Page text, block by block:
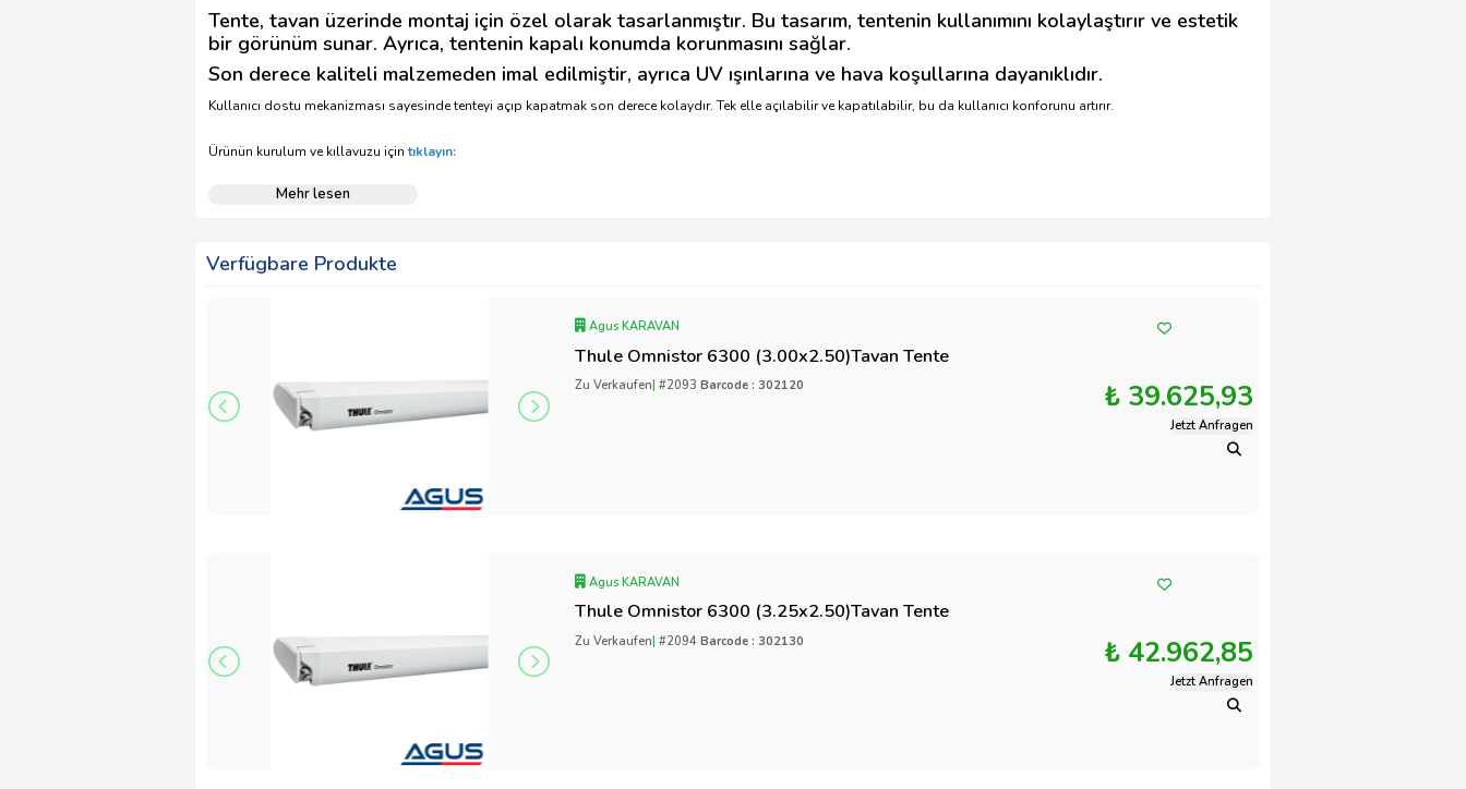
Tente, tavan üzerinde montaj için özel olarak tasarlanmıştır. Bu tasarım, tentenin kullanımını kolaylaştırır ve estetik
bir görünüm sunar. Ayrıca, tentenin kapalı konumda korunmasını sağlar.
Son derece kaliteli malzemeden imal edilmiştir, ayrıca UV ışınlarına ve hava koşullarına dayanıklıdır.
Kullanıcı dostu mekanizması sayesinde tenteyi açıp kapatmak son derece kolaydır. Tek elle açılabilir ve kapatılabilir, bu da kullanıcı konforunu artırır.
Ürünün kurulum ve kıllavuzu içintıklayın:
Mehr lesen
Verfügbare Produkte
Agus KARAVAN
Thule Omnistor 6300 (3.00x2.50)Tavan Tente
Zu Verkaufen| #2093Barcode : 302120 ₺ 39.625,93
Jetzt Anfragen
Agus KARAVAN
Thule Omnistor 6300 (3.25x2.50)Tavan Tente
Zu Verkaufen| #2094Barcode : 302130 ₺ 42.962,85
Jetzt Anfragen